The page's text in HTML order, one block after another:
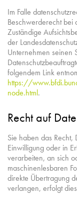
Im Falle
Beschwerderecht bei
Zuständige
der
Unternehmen seinen
folgendem Link
https://
node.html.
Recht auf
Sie haben das
Einwilligung oder in
verarbeiten, an sich
maschinenlesbaren
direkte Übertragung
verlangen, erfolgt